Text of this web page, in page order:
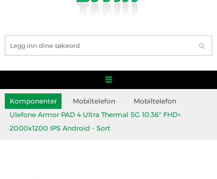
Komponenter Mobiltelefon
Mobiltelefon
Ulefone Armor PAD 4 Ultra Thermal 5G 10.36" FHD+
2000x1200 IPS Android - Sort